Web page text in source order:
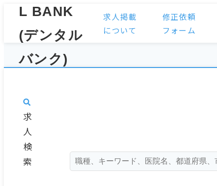
求人掲載
について
修正依頼
フォーム
求
人
検
索